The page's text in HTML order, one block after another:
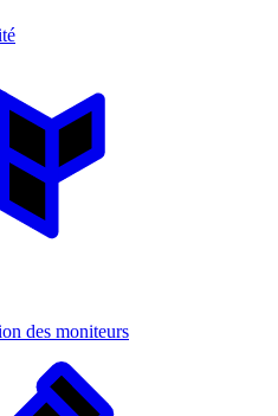
des moniteurs